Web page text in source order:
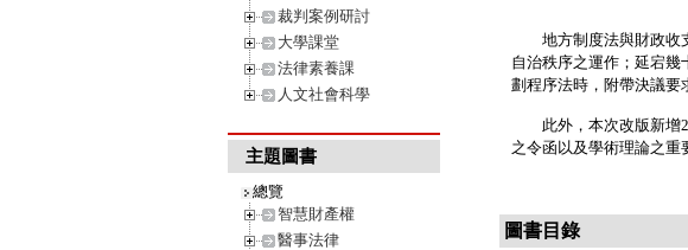
裁判案例研討
大學課堂
法律素養課
人文社會科學
主題圖書
總覽
智慧財產權
醫事法律
地方制度法與財政收支
自治秩序之運作；延宕幾
劃程序法時，附帶決議要
此外，本次改版新增
之令函以及學術理論之重
圖書目錄